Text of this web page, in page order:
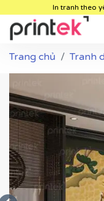
In tranh theo
Trang chủ Tranh